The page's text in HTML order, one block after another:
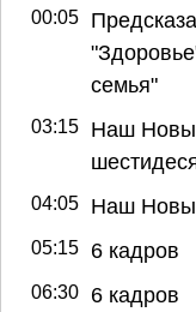
00:05
семья"
03:15
Наш
04:05 Наш
05:15 6 кадров
06:30 6 кадров